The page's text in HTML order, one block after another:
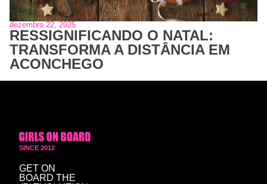
dezembro 22, 2025
RESSIGNIFICANDO O NATAL:
TRANSFORMA A DISTÂNCIA EM
ACONCHEGO
SINCE 2012
GET ON
BOARD THE